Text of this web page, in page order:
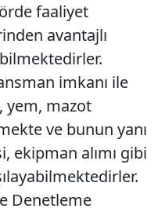
faaliyet
avantajlı
imkanı ile
yem, mazot
ve bunun yanı
ekipman alımı gibi
Denetleme